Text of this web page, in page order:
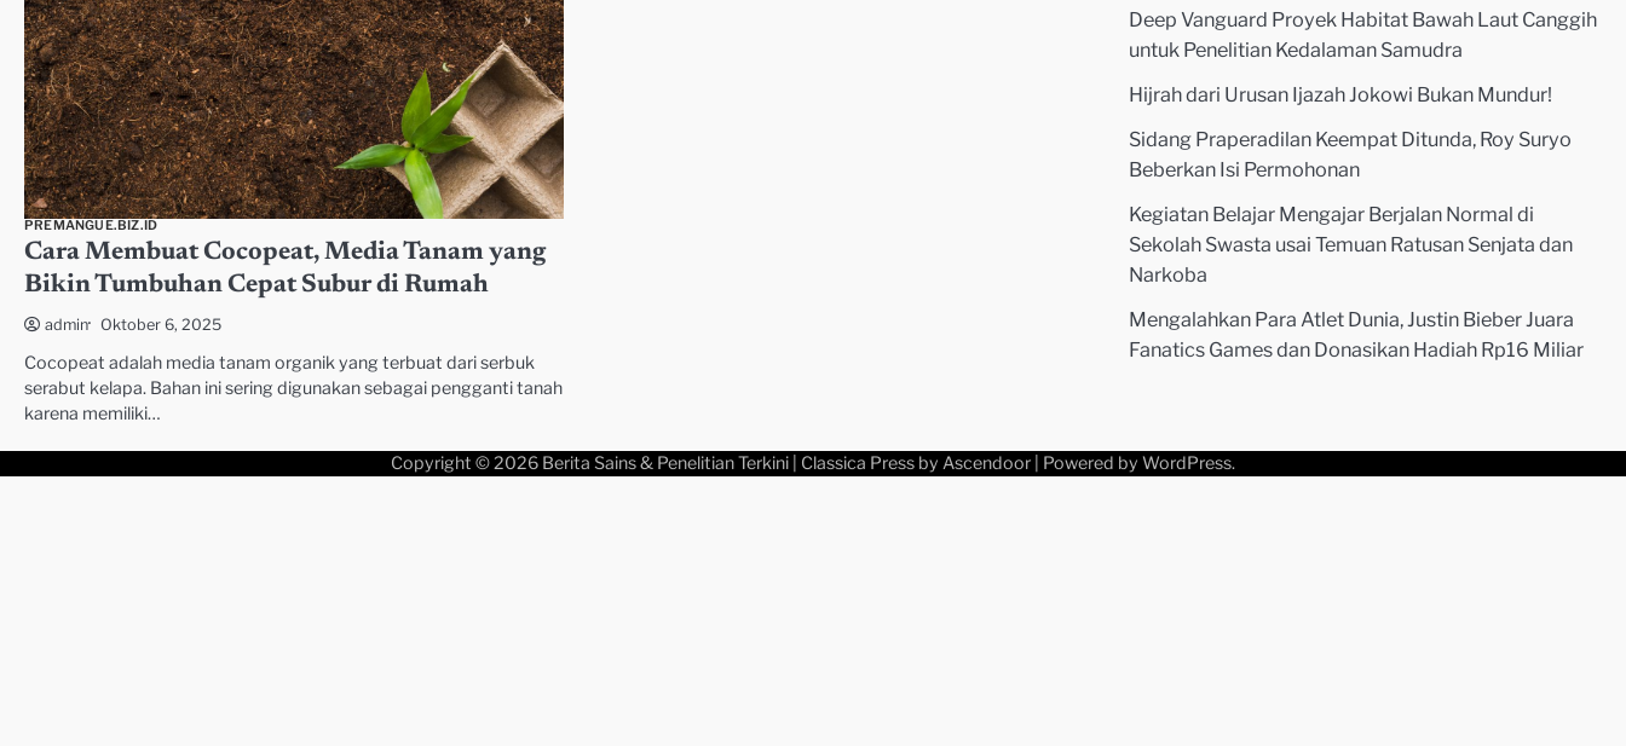
PREMANGUE.BIZ.ID
Cara Membuat Cocopeat, Media Tanam yang
Bikin Tumbuhan Cepat Subur di Rumah
admin Oktober 6, 2025
Cocopeat adalah media tanam organik yang terbuat dari serbuk
serabut kelapa. Bahan ini sering digunakan sebagai pengganti tanah
karena memiliki…
Deep Vanguard Proyek Habitat Bawah Laut Canggih
untuk Penelitian Kedalaman Samudra
Hijrah dari Urusan Ijazah Jokowi Bukan Mundur!
Sidang Praperadilan Keempat Ditunda, Roy Suryo
Beberkan Isi Permohonan
Kegiatan Belajar Mengajar Berjalan Normal di
Sekolah Swasta usai Temuan Ratusan Senjata dan
Narkoba
Mengalahkan Para Atlet Dunia, Justin Bieber Juara
Fanatics Games dan Donasikan Hadiah Rp16 Miliar
Copyright © 2026 Berita Sains & Penelitian Terkini | Classica Press by Ascendoor | Powered by WordPress.